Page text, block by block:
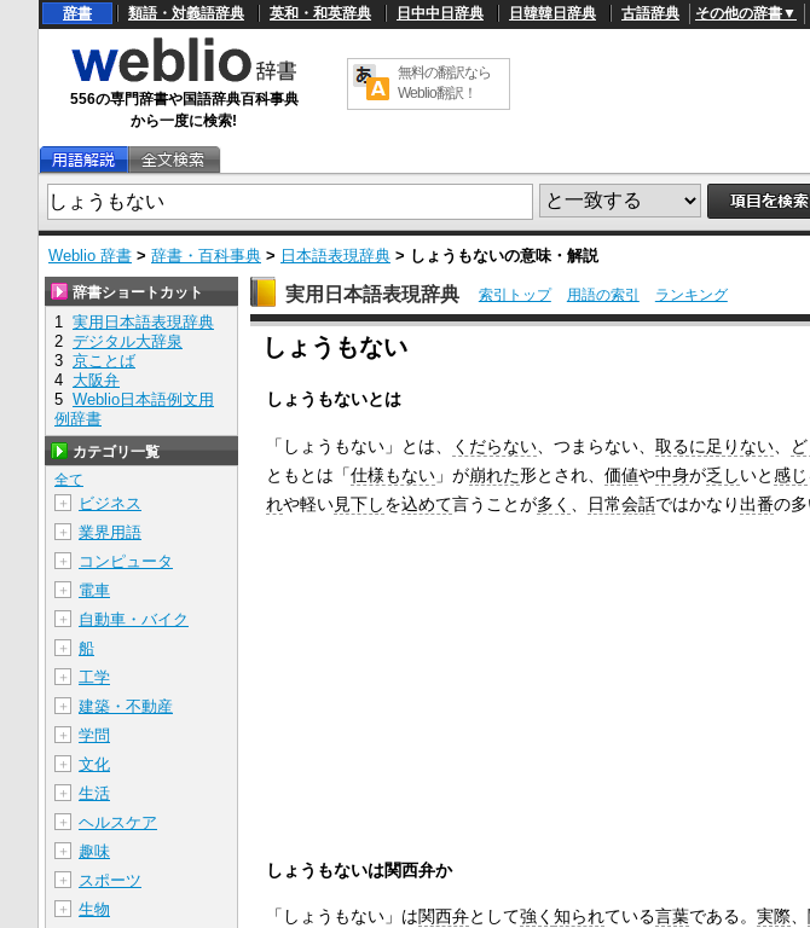
辞書 類語・対義語辞典 英和・和英辞典 日中中日辞典 日韓韓日辞典 古語辞典 その他の辞書▼
556の専門辞書や国語辞典百科事典
から一度に検索!
無料の翻訳なら
Weblio翻訳！
Weblio 辞書 > 辞書・百科事典 > 日本語表現辞典 > しょうもないの意味・解説
U
/
L
4
9
.
4
5
実用日本語表現辞典 索引トップ 用語の索引 ランキング
しょうもない
しょうもないとは
「しょうもない」とは、 くだらない、つまらない、 取るに足りない、
ともとは「仕様もない」が崩れた形とされ、 価値や中身が乏しいと感じ
れや軽い見下しを込めて言うことが多く 日常会話ではかなり出番の
しょうもないは関西弁か
「しょうもない」は関西弁として強く 知られている言葉である。 実際、
辞書ショートカット
1 実用日本語表現辞典
2 デジタル大辞泉
3 京ことば
4 大阪弁
5 Weblio日本語例文用
例辞書
カテゴリ一覧
全て
＋
ビジネス
＋ 業界用語
＋ コンピュータ
＋ 電車
＋ 自動車・バイク
＋ 船
＋ 工学
＋ 建築・不動産
＋ 学問
＋ 文化
＋ 生活
＋ ヘルスケア
＋ 趣味
＋ スポーツ
＋ 生物